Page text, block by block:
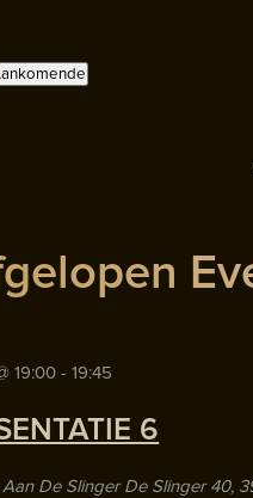
19:00 -19:45
6
Aan De SlingerDe Slinger 40,